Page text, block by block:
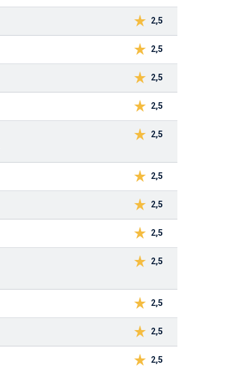
2,5
2,5
2,5
2,5
2,5
2,5
2,5
2,5
2,5
2,5
2,5
2,5